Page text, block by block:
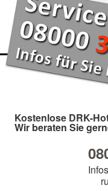
Kostenlose DRK-
Wir beraten Sie